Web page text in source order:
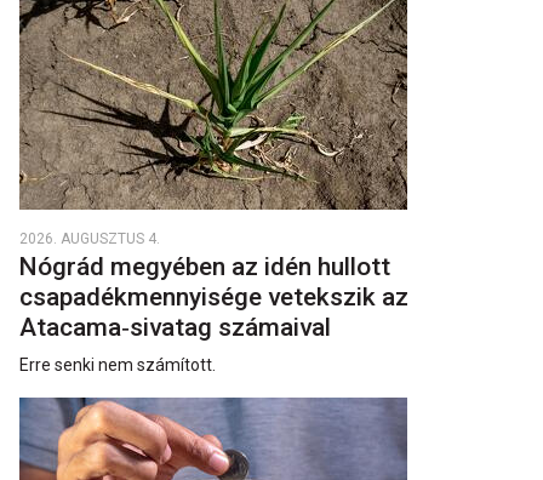
2026. AUGUSZTUS 4.
Nógrád megyében az idén hullott
csapadékmennyisége vetekszik az
Atacama‑sivatag számaival
Erre senki nem számított.